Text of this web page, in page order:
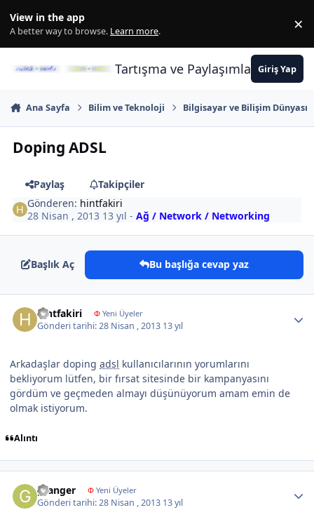
View in the app
A better way to browse. Learn more. ×
Tartışma ve PaylaşımlarınGiriş Yap
Ana Sayfa Bilim ve Teknoloji Bilgisayar ve Bilişim Dünyası
Doping ADSL
Paylaş
Takipçiler
Gönderen: hintfakiri
28 Nisan , 2013 13 yıl -Ağ / Network / Networking
Başlık Aç Bu başlığa cevap yaz
hintfakiri ΦYeni Üyeler
Gönderi tarihi:28 Nisan , 2013 13 yıl
Arkadaşlar doping adsl kullanıcılarının yorumlarını
bekliyorum lütfen, bir fırsat sitesinde bir kampanyasını
gördüm ve geçmeden almayı düşünüyorum amam emin de
olmak istiyorum.
Alıntı
granger ΦYeni Üyeler
Gönderi tarihi:28 Nisan , 2013 13 yıl